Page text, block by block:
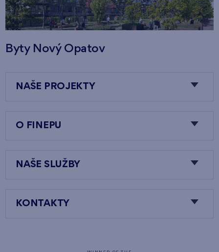
Byty Nový Opatov
NAŠE PROJEKTY
O FINEPU
NAŠE SLUŽBY
KONTAKTY